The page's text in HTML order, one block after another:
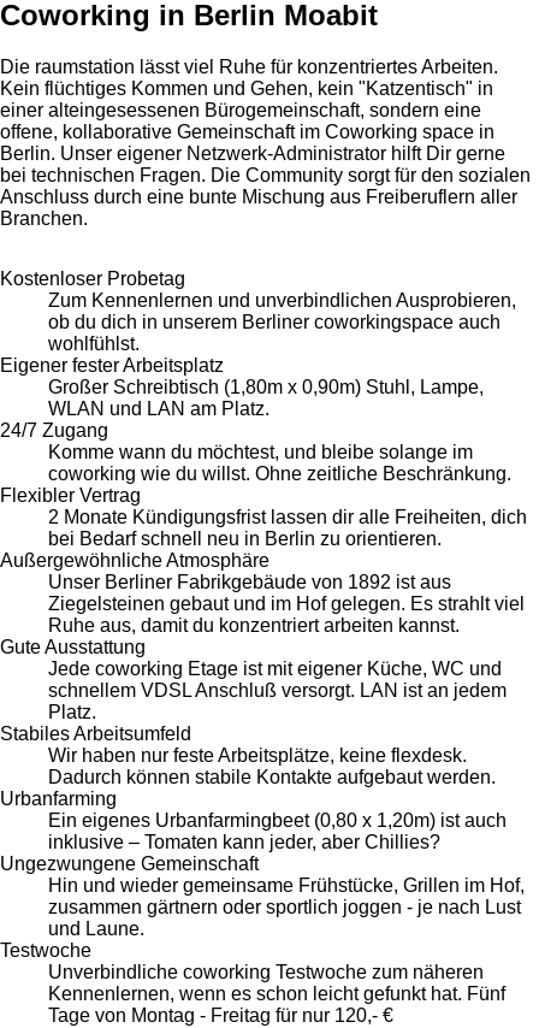
Coworking in Berlin Moabit
Die raumstation lässt viel Ruhe für konzentriertes Arbeiten.
Kein flüchtiges Kommen und Gehen, kein "Katzentisch" in
einer alteingesessenen Bürogemeinschaft, sondern eine
offene, kollaborative Gemeinschaft im Coworking space in
Berlin. Unser eigener Netzwerk-Administrator hilft Dir gerne
bei technischen Fragen. Die Community sorgt für den sozialen
Anschluss durch eine bunte Mischung aus Freiberuflern aller
Branchen.
Kostenloser Probetag
Zum Kennenlernen und unverbindlichen Ausprobieren,
ob du dich in unserem Berliner coworkingspace auch
wohlfühlst.
Eigener fester Arbeitsplatz
Großer Schreibtisch (1,80m x 0,90m) Stuhl, Lampe,
WLAN und LAN am Platz.
24/7 Zugang
Komme wann du möchtest, und bleibe solange im
coworking wie du willst. Ohne zeitliche Beschränkung.
Flexibler Vertrag
2 Monate Kündigungsfrist lassen dir alle Freiheiten, dich
bei Bedarf schnell neu in Berlin zu orientieren.
Außergewöhnliche Atmosphäre
Unser Berliner Fabrikgebäude von 1892 ist aus
Ziegelsteinen gebaut und im Hof gelegen. Es strahlt viel
Ruhe aus, damit du konzentriert arbeiten kannst.
Gute Ausstattung
Jede coworking Etage ist mit eigener Küche, WC und
schnellem VDSL Anschluß versorgt. LAN ist an jedem
Platz.
Stabiles Arbeitsumfeld
Wir haben nur feste Arbeitsplätze, keine flexdesk.
Dadurch können stabile Kontakte aufgebaut werden.
Urbanfarming
Ein eigenes Urbanfarmingbeet (0,80 x 1,20m) ist auch
inklusive – Tomaten kann jeder, aber Chillies?
Ungezwungene Gemeinschaft
Hin und wieder gemeinsame Frühstücke, Grillen im Hof,
zusammen gärtnern oder sportlich joggen - je nach Lust
und Laune.
Testwoche
Unverbindliche coworking Testwoche zum näheren
Kennenlernen, wenn es schon leicht gefunkt hat. Fünf
Tage von Montag - Freitag für nur 120,- €